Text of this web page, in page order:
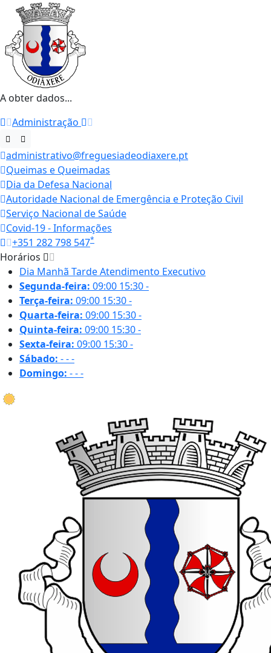
A obter dados...
Administração
administrativo@freguesiadeodiaxere.pt
Queimas e Queimadas
Dia da Defesa Nacional
Autoridade Nacional de Emergência e Proteção Civil
Serviço Nacional de Saúde
Covid-19 - Informações
+351 282 798 547*
Horários
Dia Manhã TardeAtendimento Executivo
Segunda-feira: 09:00 15:30-
Terça-feira: 09:00 15:30-
Quarta-feira: 09:00 15:30-
Quinta-feira: 09:00 15:30-
Sexta-feira: 09:00 15:30-
Sábado: ---
Domingo: ---